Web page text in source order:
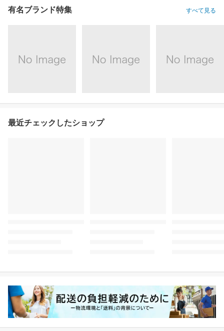
有名ブランド特集 すべて見る
最近チェックしたショップ